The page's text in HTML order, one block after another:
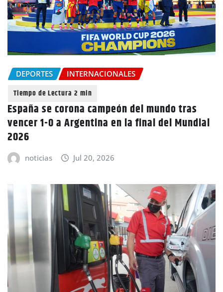
DEPORTES INTERNACIONALES
España se corona campeón del mundo tras
vencer 1-0 a Argentina en la final del Mundial
2026
noticias Jul 20, 2026